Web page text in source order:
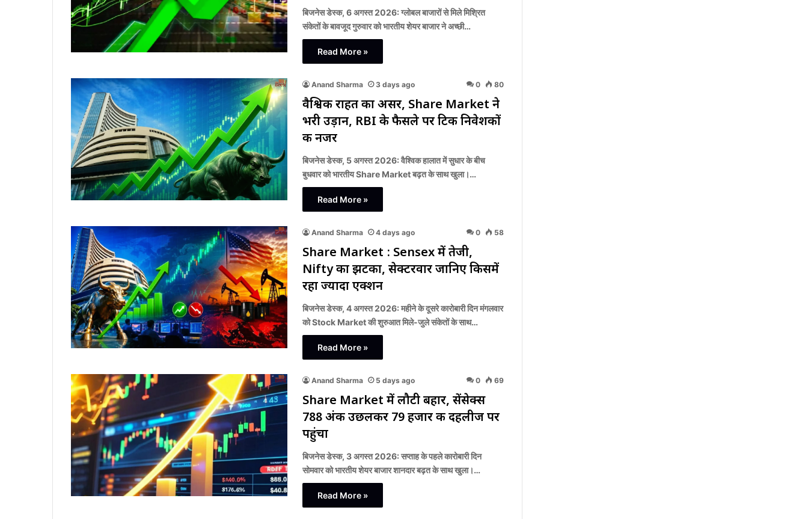
बिजनेस डेस्क, 6 अगस्त 2026: ग्लोबल बाजारों से मिले मिश्रित
संकेतों के बावजूद गुरुवार को भारतीय शेयर बाजार ने अच्छी…
Read More »
Anand Sharma 3 days ago 0 80
वैश्विक राहत का असर, Share Market ने
भरी उड़ान, RBI के फैसले पर टिकी निवेशकों
की नजर
बिजनेस डेस्क, 5 अगस्त 2026: वैश्विक हालात में सुधार के बीच
बुधवार को भारतीय Share Market बढ़त के साथ खुला।…
Read More »
Anand Sharma 4 days ago 0 58
Share Market : Sensex में तेजी,
Nifty का झटका, सेक्टरवार जानिए किसमें
रहा ज्यादा एक्शन
बिजनेस डेस्क, 4 अगस्त 2026: महीने के दूसरे कारोबारी दिन मंगलवार
को Stock Market की शुरुआत मिले-जुले संकेतों के साथ…
Read More »
Anand Sharma 5 days ago 0 69
Share Market में लौटी बहार, सेंसेक्स
788 अंक उछलकर 79 हजार की दहलीज पर
पहुंचा
बिजनेस डेस्क, 3 अगस्त 2026: सप्ताह के पहले कारोबारी दिन
सोमवार को भारतीय शेयर बाजार शानदार बढ़त के साथ खुला।…
Read More »